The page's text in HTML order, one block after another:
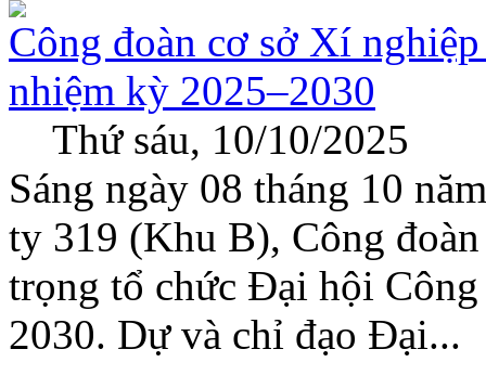
Công đoàn cơ sở Xí
nhiệm kỳ 2025–2030
Thứ sáu, 10/10/2025
Sáng ngày 08 tháng 10
ty 319 (Khu B), Công
trọng tổ chức Đại hội
2030. Dự và chỉ đạo Đại...